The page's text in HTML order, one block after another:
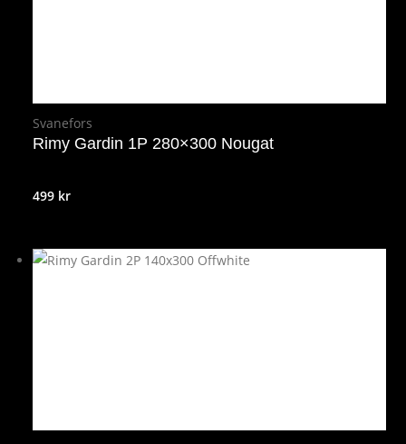
Svanefors
Rimy Gardin 1P 280×300 Nougat
499 kr